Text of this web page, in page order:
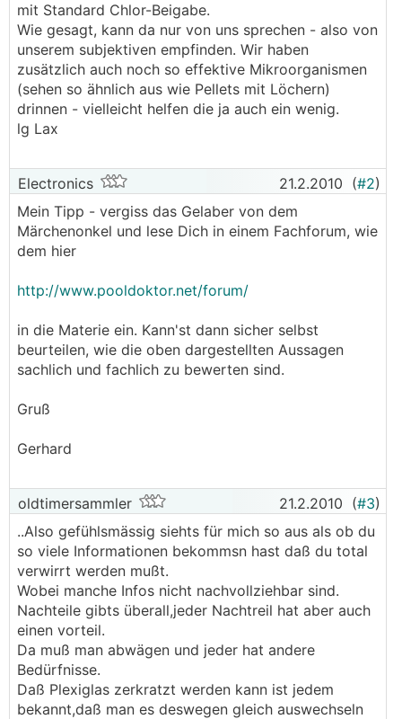
mit Standard Chlor-Beigabe.
Wie gesagt, kann da nur von uns sprechen - also von
unserem subjektiven empfinden. Wir haben
zusätzlich auch noch so effektive Mikroorganismen
(sehen so ähnlich aus wie Pellets mit Löchern)
drinnen - vielleicht helfen die ja auch ein wenig.
lg Lax
Electronics 21.2.2010 (#2)
Mein Tipp - vergiss das Gelaber von dem
Märchenonkel und lese Dich in einem Fachforum, wie
dem hier
http://www.pooldoktor.net/forum/
in die Materie ein. Kann'st dann sicher selbst
beurteilen, wie die oben dargestellten Aussagen
sachlich und fachlich zu bewerten sind.
Gruß
Gerhard
oldtimersammler 21.2.2010 (#3)
..Also gefühlsmässig siehts für mich so aus als ob du
so viele Informationen bekommsn hast daß du total
verwirrt werden mußt.
Wobei manche Infos nicht nachvollziehbar sind.
Nachteile gibts überall,jeder Nachtreil hat aber auch
einen vorteil.
Da muß man abwägen und jeder hat andere
Bedürfnisse.
Daß Plexiglas zerkratzt werden kann ist jedem
bekannt,daß man es deswegen gleich auswechseln